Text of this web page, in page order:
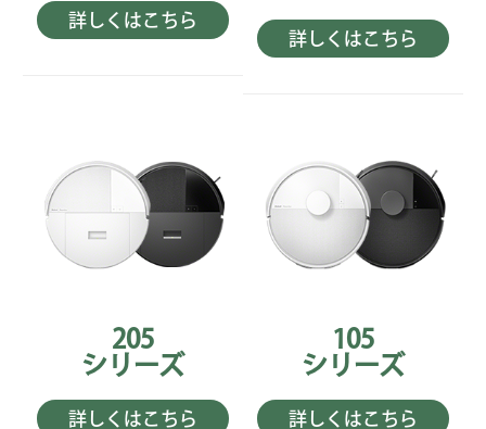
詳しくはこちら
詳しくはこちら
205
シリーズ
詳しくはこちら
105
シリーズ
詳しくはこちら